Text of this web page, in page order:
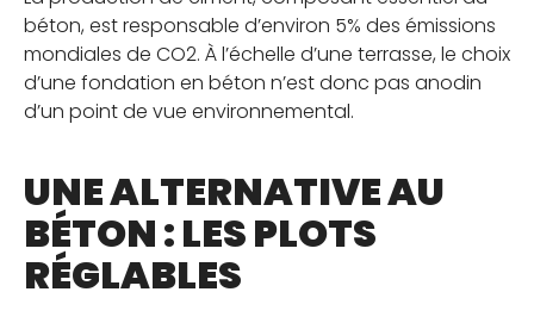
béton, est responsable d’environ 5% des émissions
mondiales de CO2. À l’échelle d’une terrasse, le choix
d’une fondation en béton n’est donc pas anodin
d’un point de vue environnemental.
UNE ALTERNATIVE AU
BÉTON : LES PLOTS
RÉGLABLES